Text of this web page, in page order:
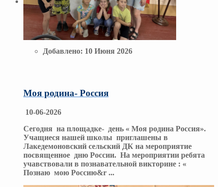
Добавлено: 10 Июня 2026
Моя родина- Россия
10-06-2026
Сегодня на площадке- день « Моя родина Россия».
Учащиеся нашей школы приглашены в
Лакедемоновский сельский ДК на мероприятие
посвященное дню России. На мероприятии ребята
учавствовали в познавательной викторине : «
Познаю мою Россию&r ...